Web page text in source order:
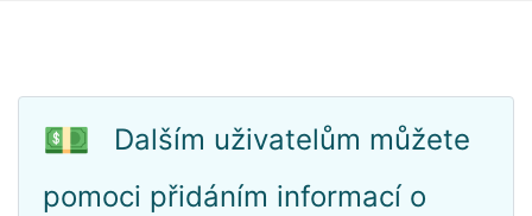
💵
Dalším uživatelům můžete
pomoci přidáním informací o